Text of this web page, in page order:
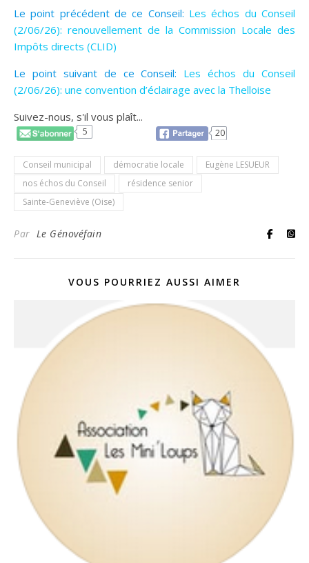
Le point précédent de ce Conseil: Les échos du Conseil
(2/06/26): renouvellement de la Commission Locale des
Impôts directs (CLID)
Le point suivant de ce Conseil: Les échos du Conseil
(2/06/26): une convention d’éclairage avec la Thelloise
Suivez-nous, s'il vous plaît...
5 20
Conseil municipal démocratie locale
Eugène LESUEUR
nos échos du Conseil
résidence senior
Sainte-Geneviève (Oise)
Par Le Génovéfain
VOUS POURRIEZ AUSSI AIMER